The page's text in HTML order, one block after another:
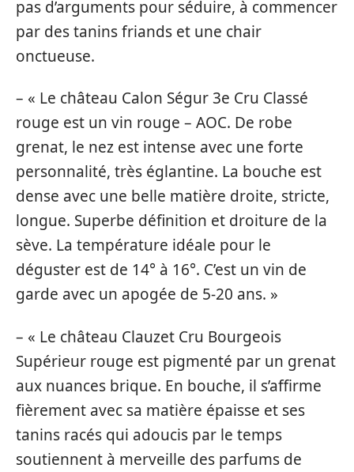
pas d’arguments pour séduire, à commencer
par des tanins friands et une chair
onctueuse.
– « Le château Calon Ségur 3e Cru Classé
rouge est un vin rouge – AOC. De robe
grenat, le nez est intense avec une forte
personnalité, très églantine. La bouche est
dense avec une belle matière droite, stricte,
longue. Superbe définition et droiture de la
sève. La température idéale pour le
déguster est de 14° à 16°. C’est un vin de
garde avec un apogée de 5-20 ans. »
– « Le château Clauzet Cru Bourgeois
Supérieur rouge est pigmenté par un grenat
aux nuances brique. En bouche, il s’affirme
fièrement avec sa matière épaisse et ses
tanins racés qui adoucis par le temps
soutiennent à merveille des parfums de